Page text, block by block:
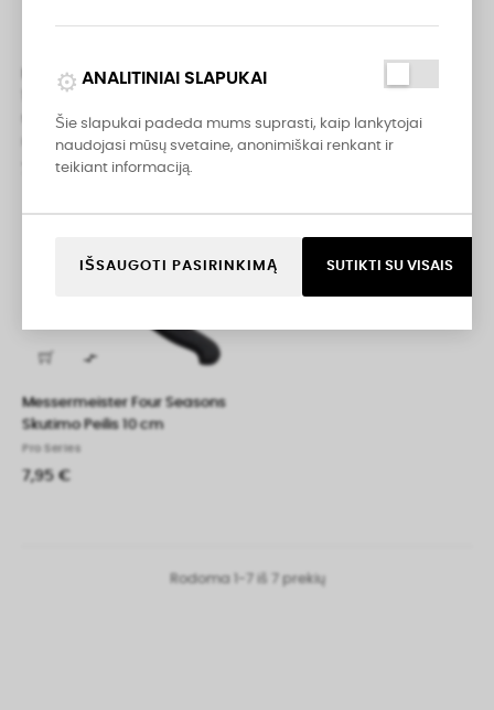

Messermeister Petite Messer
10 cm raudonas dantytas
skutimo peilis
Petite Messer
7,95 €

Messermeister Meridian Elite
Meridian Elite
69,95 €

Messermeister Four Seasons
Skutimo Peilis 10 cm
Pro Series
7,95 €
Rodoma 1-7 iš 7 prekių
analytics
ANALITINIAI SLAPUKAI
Šie slapukai padeda mums suprasti, kaip lankytojai
naudojasi mūsų svetaine, anonimiškai renkant ir
teikiant informaciją.
IŠSAUGOTI PASIRINKIMĄ SUTIKTI SU VISAIS